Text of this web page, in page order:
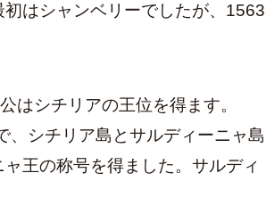
はシャンベリーでしたが、1563
はシチリアの王位を得ます。
、シチリア島とサルディーニャ島
王の称号を得ました。サルディ